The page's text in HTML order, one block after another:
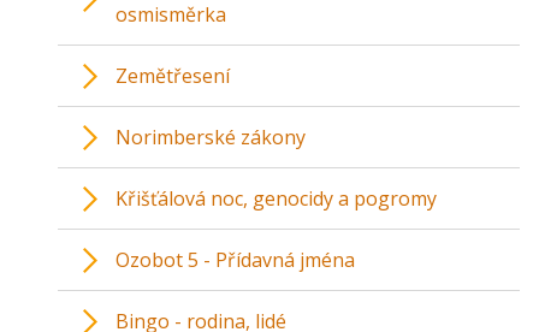
osmisměrka
Zemětřesení
Norimberské zákony
Křišťálová noc, genocidy a pogromy
Ozobot 5 - Přídavná jména
Bingo - rodina, lidé